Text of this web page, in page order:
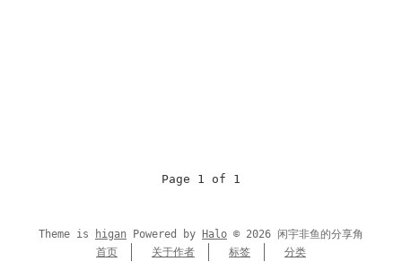
Page 1 of 1
Theme is higan Powered by Halo © 2026 闲宇非鱼的分享角
首页
关于作者 标签 分类